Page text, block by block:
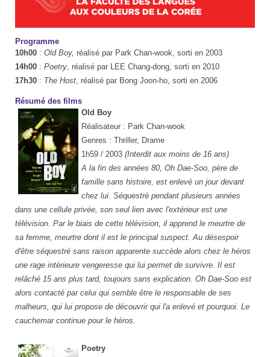
Programme
10h00 : Old Boy, réalisé par Park Chan-wook, sorti en 2003
14h00 : Poetry, réalisé par LEE Chang-dong, sorti en 2010
17h30 : The Host, réalisé par Bong Joon-ho, sorti en 2006
Résumé des films
Old Boy
Réalisateur : Park Chan-wook
Genres : Thriller, Drame
1h59 / 2003 (Interdit aux moins de 16 ans)
A la fin des années 80, Oh Dae-Soo, père de
famille sans histoire, est enlevé un jour devant
chez lui. Séquestré pendant plusieurs années
dans une cellule privée, son seul lien avec l'extérieur est une
télévision. Par le biais de cette télévision, il apprend le meurtre de
sa femme, meurtre dont il est le principal suspect. Au désespoir
d'être séquestré sans raison apparente succède alors chez le héros
une rage intérieure vengeresse qui lui permet de survivre. Il est
relâché 15 ans plus tard, toujours sans explication. Oh Dae-Soo est
alors contacté par celui qui semble être le responsable de ses
malheurs, qui lui propose de découvrir qui l'a enlevé et pourquoi. Le
cauchemar continue pour le héros.
Poetry